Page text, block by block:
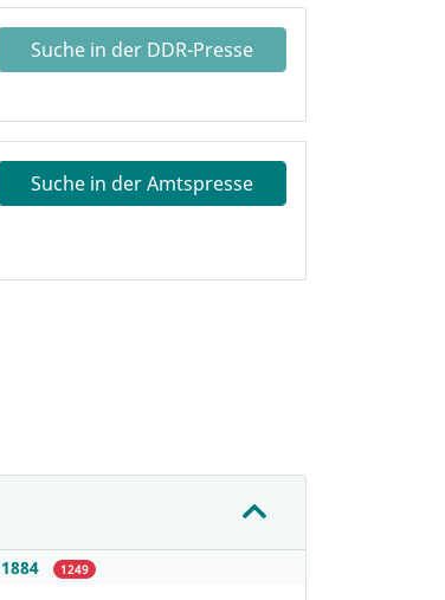
Suche in der DDR-Presse
Suche in der Amtspresse
1884 1249